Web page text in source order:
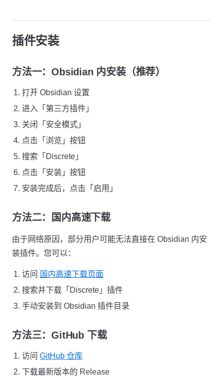
插件安装
方法一：Obsidian 内安装（推荐）
打开 Obsidian 设置
进入「第三方插件」
关闭「安全模式」
点击「浏览」按钮
搜索「Discrete」
点击「安装」按钮
安装完成后，点击「启用」
方法二：国内高速下载
由于网络原因，部分用户可能无法直接在 Obsidian 内安
装插件。您可以：
访问 国内高速下载页面
搜索并下载「Discrete」插件
手动安装到 Obsidian 插件目录
方法三：GitHub 下载
访问 GitHub 仓库
下载最新版本的 Release